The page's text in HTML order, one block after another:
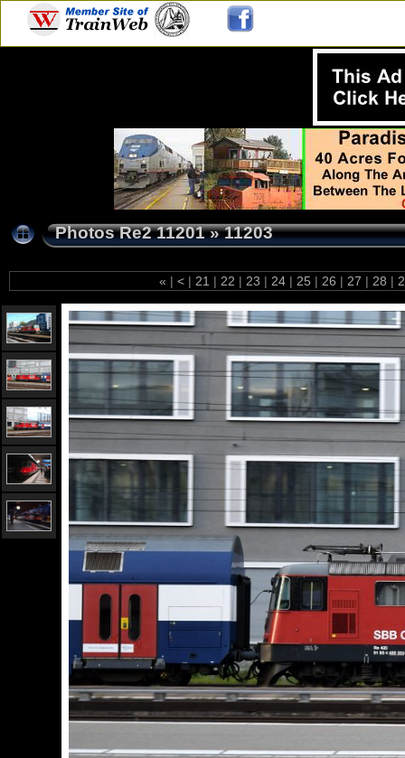
Photos Re2 11201»11203
« | < | 21 | 22 | 23 | 24 | 25 | 26 | 27 | 28 |